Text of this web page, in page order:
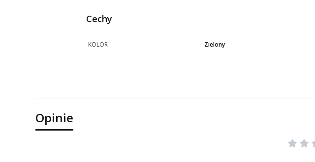
Cechy
KOLOR Zielony
Opinie